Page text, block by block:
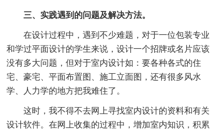
三、实践遇到的问题及解决方法。
在设计过程中，遇到不少难题，对于一位包装专业
和学过平面设计的学生来说，设计一个招牌或名片应该
没有多大问题，但对于室内设计如：要各种各式的住
宅、豪宅、平面布置图、施工立面图，还有很多风水
学、人力学的地方把我难住了。
这时，我不得不去网上寻找室内设计的资料和有关
设计软件。在网上收集的过程中，增加室内知识，积累